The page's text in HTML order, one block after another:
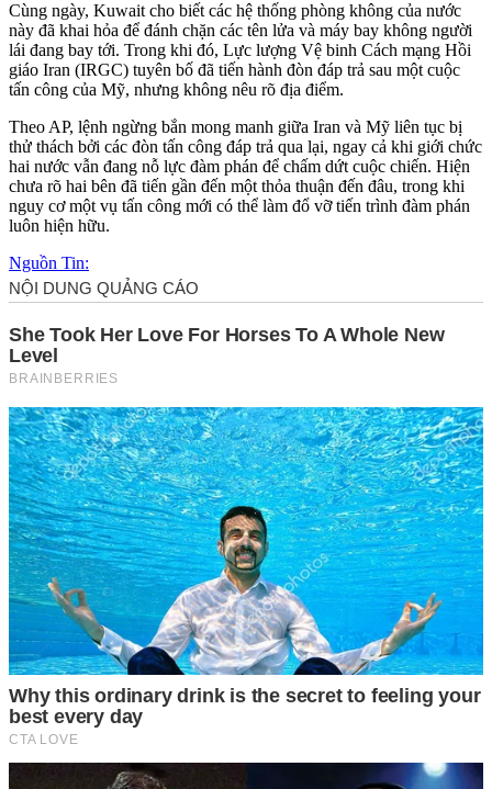
Cùng ngày, Kuwait cho biết các hệ thống phòng không của nước
này đã khai hỏa để đánh chặn các tên lửa và máy bay không người
lái đang bay tới. Trong khi đó, Lực lượng Vệ binh Cách mạng Hồi
giáo Iran (IRGC) tuyên bố đã tiến hành đòn đáp trả sau một cuộc
tấn công của Mỹ, nhưng không nêu rõ địa điểm.
Theo AP, lệnh ngừng bắn mong manh giữa Iran và Mỹ liên tục bị
thử thách bởi các đòn tấn công đáp trả qua lại, ngay cả khi giới chức
hai nước vẫn đang nỗ lực đàm phán để chấm dứt cuộc chiến. Hiện
chưa rõ hai bên đã tiến gần đến một thỏa thuận đến đâu, trong khi
nguy cơ một vụ tấn công mới có thể làm đổ vỡ tiến trình đàm phán
luôn hiện hữu.
Nguồn Tin: